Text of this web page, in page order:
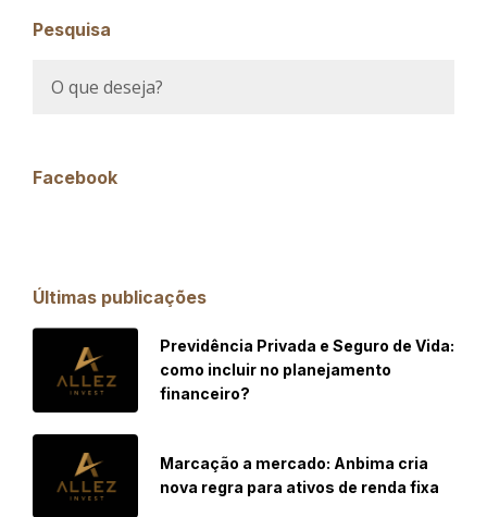
Pesquisa
Facebook
Últimas publicações
Previdência Privada e Seguro de Vida:
como incluir no planejamento
financeiro?
Marcação a mercado: Anbima cria
nova regra para ativos de renda fixa